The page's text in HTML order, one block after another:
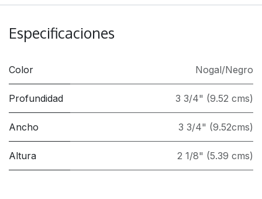
Especificaciones
Color Nogal/Negro
Profundidad 3 3/4" (9.52 cms)
Ancho 3 3/4" (9.52cms)
Altura 2 1/8" (5.39 cms)